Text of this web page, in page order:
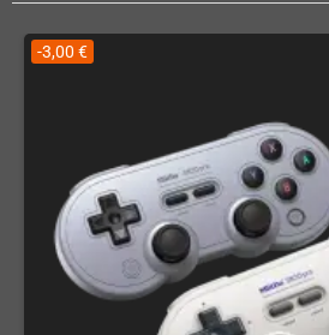
-3,00 €